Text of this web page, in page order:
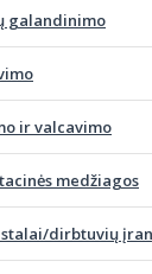
galandinimo
ir valcavimo
medžiagos
stalai/dirbtuvių